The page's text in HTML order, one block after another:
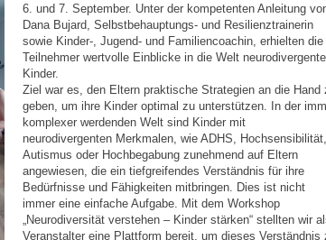
6. und 7. September. Unter der kompetenten Anleitung
Dana Bujard, Selbstbehauptungs- und Resilienztrainerin
sowie Kinder-, Jugend- und Familiencoachin, erhielten die
Teilnehmer wertvolle Einblicke in die Welt
Kinder.
Ziel war es, den Eltern praktische Strategien an die Hand
geben, um ihre Kinder optimal zu unterstützen. In der
komplexer werdenden Welt sind Kinder mit
neurodivergenten Merkmalen, wie ADHS, Hochsensibilität,
Autismus oder Hochbegabung zunehmend auf Eltern
angewiesen, die ein tiefgreifendes Verständnis für ihre
Bedürfnisse und Fähigkeiten mitbringen. Dies ist nicht
immer eine einfache Aufgabe. Mit dem Workshop
„Neurodiversität verstehen – Kinder stärken“ stellten wir
Veranstalter eine Plattform bereit, um dieses Verständnis